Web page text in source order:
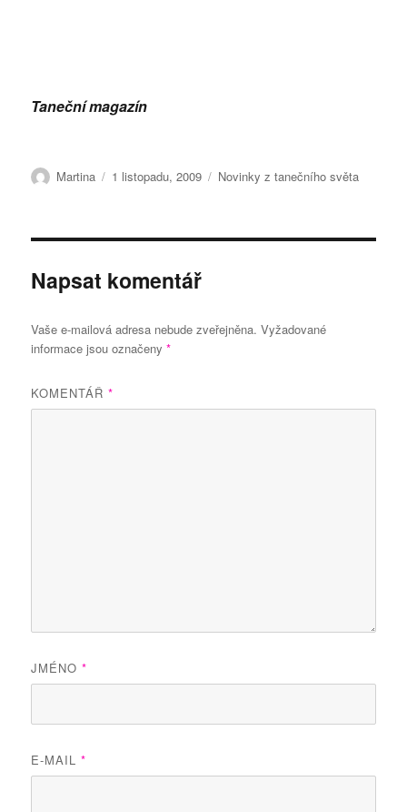
Taneční magazín
Autor:
Martina Publikováno:
1 listopadu, 2009 Rubriky:
Novinky z tanečního světa
Napsat komentář
Vaše e-mailová adresa nebude zveřejněna. Vyžadované
informace jsou označeny*
KOMENTÁŘ*
JMÉNO*
E-MAIL*